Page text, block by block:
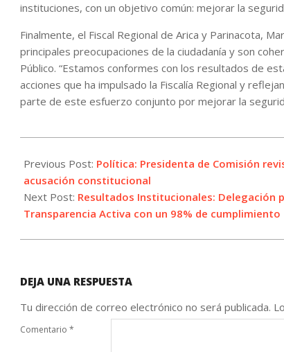
instituciones, con un objetivo común: mejorar la
Finalmente, el Fiscal Regional de Arica y Parinacota,
principales preocupaciones de la ciudadanía y son
Público. “Estamos conformes con los resultados de
acciones que ha impulsado la Fiscalía Regional y
parte de este esfuerzo conjunto por mejorar la
06-
13
Previous Post: Política: Presidenta de Comisión
acusación constitucional
Next Post: Resultados Institucionales: Delegación
Transparencia Activa con un 98% de cumplimiento
DEJA UNA RESPUESTA
Tu dirección de correo electrónico no será publicada.
Comentario *